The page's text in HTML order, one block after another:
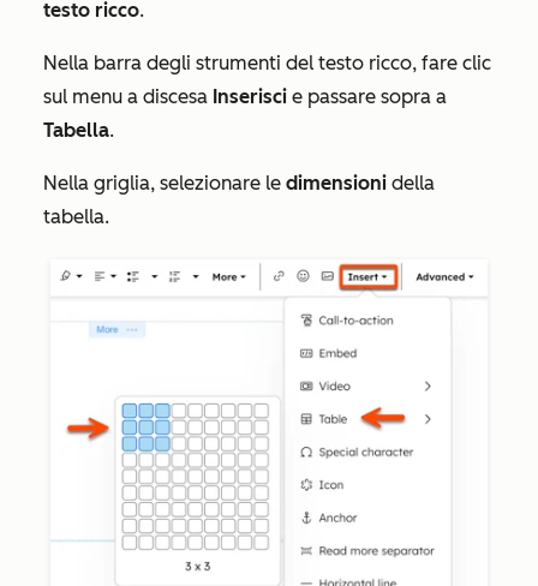
testo ricco.
Nella barra degli strumenti del testo ricco, fare clic
sul menu a discesa Inserisci e passare sopra a
Tabella.
Nella griglia, selezionare le dimensioni della
tabella.